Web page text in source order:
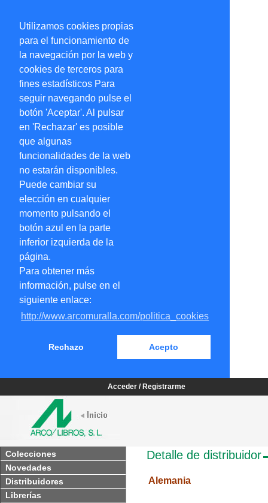
Utilizamos cookies propias
para el funcionamiento de
la navegación por la web y
cookies de terceros para
fines estadísticos Para
seguir navegando pulse el
botón 'Aceptar'. Al pulsar
en 'Rechazar' es posible
que algunas
funcionalidades de la web
no estarán disponibles.
Puede cambiar su
elección en cualquier
momento pulsando el
botón azul en la parte
inferior izquierda de la
página.
Para obtener más
información, pulse en el
siguiente enlace:
http://www.arcomuralla.com/politica_cookies
Rechazo Acepto
Acceder / Registrarme
Colecciones
Novedades
Distribuidores
Librerías
Detalle de distribuidor
Alemania